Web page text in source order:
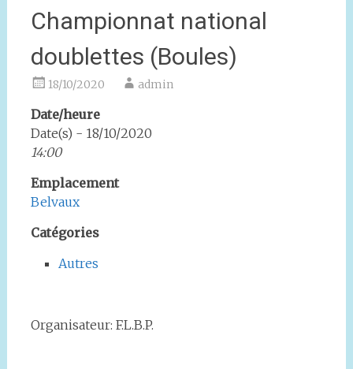
Championnat national
doublettes (Boules)
18/10/2020 admin
Date/heure
Date(s) - 18/10/2020
14:00
Emplacement
Belvaux
Catégories
Autres
Organisateur: F.L.B.P.